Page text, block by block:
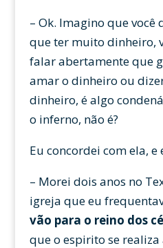
– Ok. Imagino que você
que ter muito dinheiro,
falar abertamente que
amar o dinheiro ou
dinheiro, é algo
o inferno, não é?
Eu concordei com ela,
– Morei dois anos no
igreja que eu
vão para o reino dos
que o espirito se